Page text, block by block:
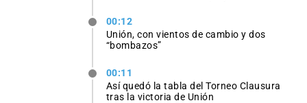
00:12
Unión, con vientos de cambio y dos
“bombazos”
00:11
Así quedó la tabla del Torneo Clausura
tras la victoria de Unión